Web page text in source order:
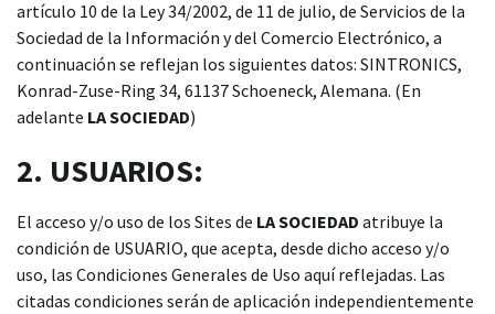
módulos antiguos a un alto nivel técnico o sustitución
de módulos descontinuados por módulos del propio
almacén.
artículo 10 de la Ley 34/2002, de 11 de julio, de Servicios de la
Sociedad de la Información y del Comercio Electrónico, a
continuación se reflejan los siguientes datos: SINTRONICS,
Konrad-Zuse-Ring 34, 61137 Schoeneck, Alemana. (En
adelante LA SOCIEDAD)
2. USUARIOS:
El acceso y/o uso de los Sites de LA SOCIEDAD atribuye la
condición de USUARIO, que acepta, desde dicho acceso y/o
uso, las Condiciones Generales de Uso aquí reflejadas. Las
citadas condiciones serán de aplicación independientemente